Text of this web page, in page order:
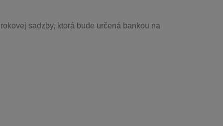
sadzby, ktorá bude určená bankou na